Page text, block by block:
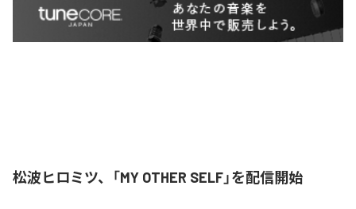
松波ヒロミツ、「MY OTHER SELF」を配信開始